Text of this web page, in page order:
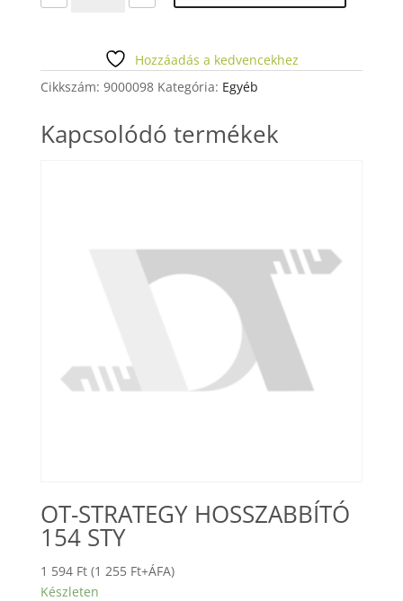
3g
mennyiség
Hozzáadás a kedvencekhez
Cikkszám: 9000098 Kategória: Egyéb
Kapcsolódó termékek
OT-STRATEGY HOSSZABBÍTÓ
154 STY
1 594 Ft (1 255 Ft+ÁFA)
Készleten